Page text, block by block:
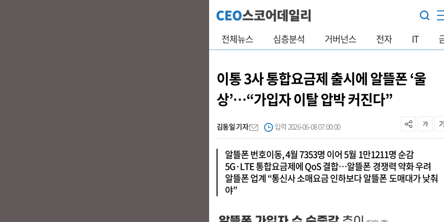
전체뉴스 심층분석 거버넌스 전자 IT
이통 3사 통합요금제 출시에 알뜰폰 ‘울
상’…“가입자 이탈 압박 커진다”
김동일 기자 입력 2026-06-08 07:00:00
알뜰폰 번호이동, 4월 7353명 이어 5월 1만1211명 순감
5G·LTE 통합요금제에 QoS 결합…알뜰폰 경쟁력 약화 우려
알뜰폰 업계 “통신사 소매요금 인하보다 알뜰폰 도매대가 낮춰
야”